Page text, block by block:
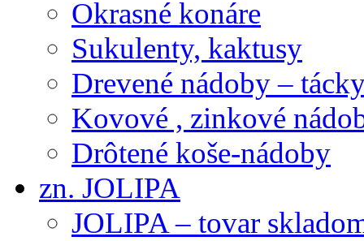
Okrasné konáre
Sukulenty, kaktusy
Drevené nádoby –
Kovové , zinkové
Drôtené koše-nádoby
zn. JOLIPA
JOLIPA – tovar